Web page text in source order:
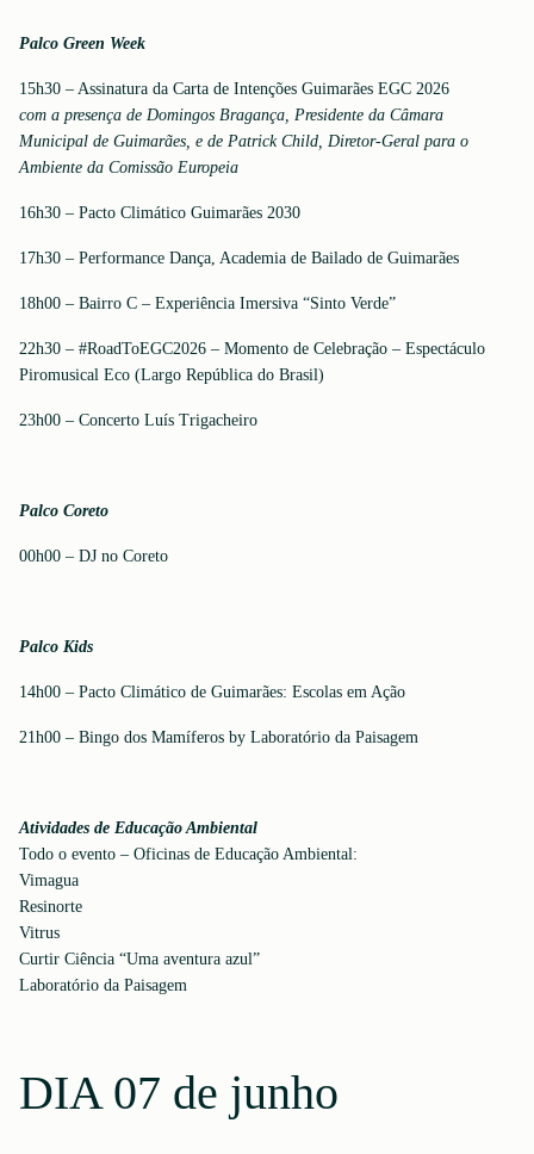
Palco Green Week
15h30 – Assinatura da Carta de Intenções Guimarães EGC 2026
com a presença de Domingos Bragança, Presidente da Câmara
Municipal de Guimarães, e de Patrick Child, Diretor-Geral para o
Ambiente da Comissão Europeia
16h30 – Pacto Climático Guimarães 2030
17h30 – Performance Dança, Academia de Bailado de Guimarães
18h00 – Bairro C – Experiência Imersiva “Sinto Verde”
22h30 – #RoadToEGC2026 – Momento de Celebração – Espectáculo
Piromusical Eco (Largo República do Brasil)
23h00 – Concerto Luís Trigacheiro
Palco Coreto
00h00 – DJ no Coreto
Palco Kids
14h00 – Pacto Climático de Guimarães: Escolas em Ação
21h00 – Bingo dos Mamíferos by Laboratório da Paisagem
Atividades de Educação Ambiental
Todo o evento – Oficinas de Educação Ambiental:
Vimagua
Resinorte
Vitrus
Curtir Ciência “Uma aventura azul”
Laboratório da Paisagem
DIA 07 de junho